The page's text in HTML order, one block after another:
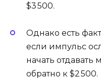
$3 500.
Однако есть
если импульс
начать отдавать
обратно к $2 500.